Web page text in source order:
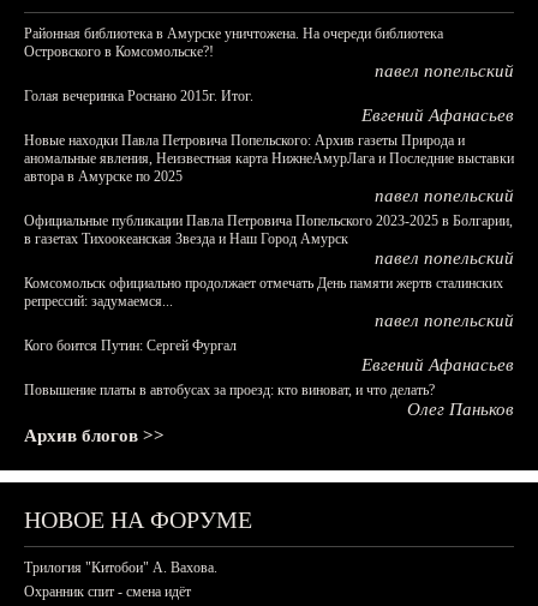
Районная библиотека в Амурске уничтожена. На очереди библиотека
Островского в Комсомольске?!
павел попельский
Голая вечеринка Роснано 2015г. Итог.
Евгений Афанасьев
Новые находки Павла Петровича Попельского: Архив газеты Природа и
аномальные явления, Неизвестная карта НижнеАмурЛага и Последние выставки
автора в Амурске по 2025
павел попельский
Официальные публикации Павла Петровича Попельского 2023-2025 в Болгарии,
в газетах Тихоокеанская Звезда и Наш Город Амурск
павел попельский
Комсомольск официально продолжает отмечать День памяти жертв сталинских
репрессий: задумаемся...
павел попельский
Кого боится Путин: Сергей Фургал
Евгений Афанасьев
Повышение платы в автобусах за проезд: кто виноват, и что делать?
Олег Паньков
Архив блогов >>
НОВОЕ НА ФОРУМЕ
Трилогия "Китобои" А. Вахова.
Охранник спит - смена идёт